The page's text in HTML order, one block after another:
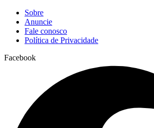
Sobre
Anuncie
Fale conosco
Política de Privacidade
Facebook